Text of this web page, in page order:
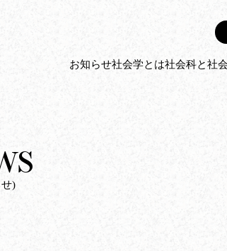
お知らせ社会学とは社会科と社
)